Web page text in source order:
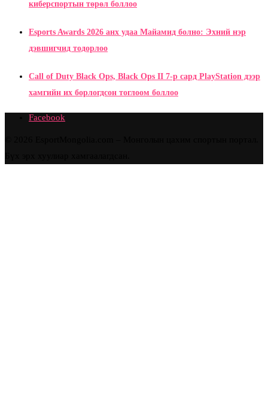
киберспортын төрөл боллоо
Esports Awards 2026 анх удаа Майамид болно: Эхний нэр
дэвшигчид тодорлоо
Call of Duty Black Ops, Black Ops II 7-р сард PlayStation дээр
хамгийн их борлогдсон тоглоом боллоо
Facebook